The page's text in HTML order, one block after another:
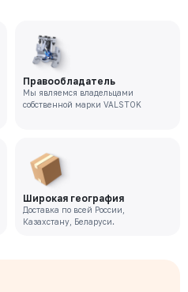
Правообладатель
Мы являемся владельцами
собственной марки VALSTOK
Широкая география
Доставка по всей России,
Казахстану, Беларуси.